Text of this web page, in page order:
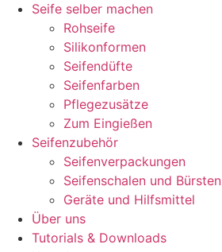
Seife selber machen
Rohseife
Silikonformen
Seifendüfte
Seifenfarben
Pflegezusätze
Zum Eingießen
Seifenzubehör
Seifenverpackungen
Seifenschalen und Bürsten
Geräte und Hilfsmittel
Über uns
Tutorials & Downloads